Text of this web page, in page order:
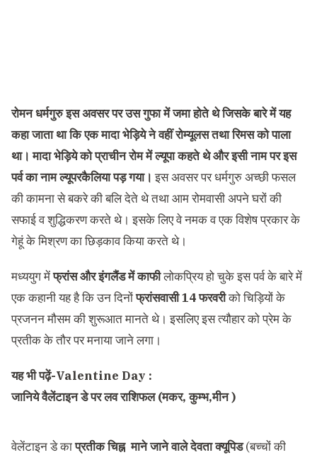
रोमन धर्मगुरु इस अवसर पर उस गुफा में जमा होते थे जिसके बारे में यह
कहा जाता था कि एक मादा भेड़िये ने वहीं रोम्यूलस तथा रिमस को पाला
था। मादा भेड़िये को प्राचीन रोम में ल्यूपा कहते थे और इसी नाम पर इस
पर्व का नाम ल्यूपरकैलिया पड़ गया। इस अवसर पर धर्मगुरु अच्छी फसल
की कामना से बकरे की बलि देते थे तथा आम रोमवासी अपने घरों की
सफाई व शुद्धिकरण करते थे। इसके लिए वे नमक व एक विशेष प्रकार के
गेहूं के मिश्रण का छिड़काव किया करते थे।
मध्ययुग मेंफ्रांस और इंगलैंड में काफीलोकप्रिय हो चुके इस पर्व के बारे में
एक कहानी यह है कि उन दिनोंफ्रांसवासी 14 फरवरीको चिड़ियों के
प्रजनन मौसम की शुरूआत मानते थे। इसलिए इस त्यौहार को प्रेम के
प्रतीक के तौर पर मनाया जाने लगा।
यह भी पढ़ें-Valentine Day :
जानिये वैलेंटाइन डे पर लव राशिफल (मकर, कुम्भ,मीन )
वेलेंटाइन डे काप्रतीक चिह्न माने जाने वाले देवता क्यूपिड(बच्चों की